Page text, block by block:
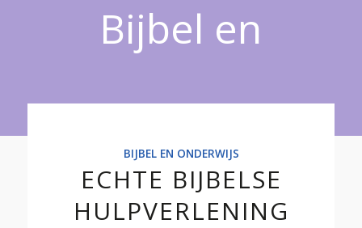
Bijbel en
Onderwijs
BIJBEL EN ONDERWIJS
ECHTE BIJBELSE
HULPVERLENING